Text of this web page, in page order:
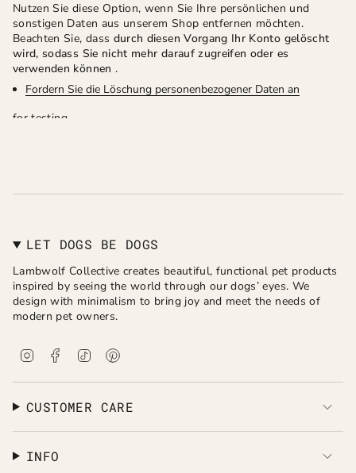
Nutzen Sie diese Option, wenn Sie Ihre persönlichen und
sonstigen Daten aus unserem Shop entfernen möchten.
Beachten Sie, dass durch diesen Vorgang Ihr Konto gelöscht
wird, sodass Sie nicht mehr darauf zugreifen oder es
verwenden können .
Fordern Sie die Löschung personenbezogener Daten an
for testing
LET DOGS BE DOGS
Lambwolf Collective creates beautiful, functional pet products
inspired by seeing the world through our dogs’ eyes. We
design with minimalism to bring joy and meet the needs of
modern pet owners.
a
g
r
m
b
o
e
e
CUSTOMER CARE
INFO